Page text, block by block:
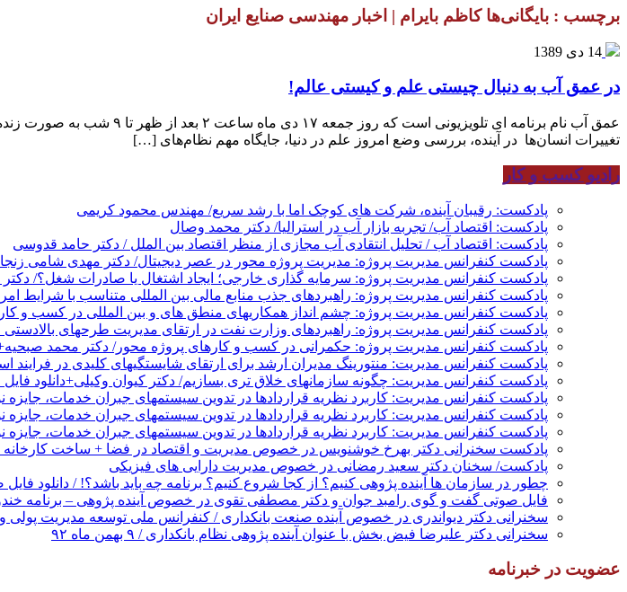
برچسب : بایگانی‌ها کاظم بایرام | اخبار مهندسی صنایع ایران
14 دی 1389
در عمق آب به دنبال چیستی علم و کیستی عالم!
عمق آب نام برنامه ای
تغییرات انسان‌ها در آینده، بررسی وضع امروز علم در دنیا، جایگاه مهم نظام‌های […]
رادیو کسب و کار
پادکست: رقیبان آینده، شرکت های کوچک اما با رشد سریع/ مهندس محمود کریمی
پادکست: اقتصاد آب/ تجربه بازار آب در استرالیا/ دکتر محمد وصال
پادکست: اقتصاد آب / تحلیل انتقادی آب مجازی از منظر اقتصاد بین الملل / دکتر حامد قدوسی
پادکست کنفرانس مدیریت پروژه: مدیریت پروژه محور در عصر دیجیتال/ دکتر مهدی شامی
پادکست کنفرانس مدیریت پروژه: سرمایه گذاری خارجی؛ ایجاد اشتغال یا صادرات شغل؟/
پادکست کنفرانس مدیریت پروژه: راهبردهای جذب منابع مالی بین المللی متناسب با شرایط
پادکست کنفرانس مدیریت پروژه: چشم انداز همکاریهای منطق های و بین المللی در کسب و
پادکست کنفرانس مدیریت پروژه: راهبردهای وزارت نفت در ارتقای مدیریت طرحهای
پادکست کنفرانس مدیریت پروژه: حکمرانی در کسب و کارهای پروژه محور/ دکتر محمد
پادکست کنفرانس مدیریت: منتورینگ مدیران ارشد برای ارتقای شایستگیهای کلیدی در فرایند
پادکست کنفرانس مدیریت: چگونه سازمانهای خلاق تری بسازیم/ دکتر کیوان وکیلی+دانلود
پادکست کنفرانس مدیریت: کاربرد نظریه قراردادها در تدوین سیستمهای جبران خدمات،
پادکست کنفرانس مدیریت: کاربرد نظریه قراردادها در تدوین سیستمهای جبران خدمات،
پادکست کنفرانس مدیریت: کاربرد نظریه قراردادها در تدوین سیستمهای جبران خدمات، جایزه
پادکست سخنرانی دکتر بهرخ خوشنویس در خصوص مدیریت و اقتصاد در فضا + ساخت کارخانه
پادکست/ سخنان دکتر سعید رمضانی در خصوص مدیریت دارایی های فیزیکی
چطور در سازمان ها آینده پژوهی کنیم؟ از کجا شروع کنیم؟ برنامه چه باید باشد؟! / دانلود
فایل صوتی گفت و گوی رامبد جوان و دکتر مصطفی تقوی در خصوص آینده پژوهی – برنامه
سخنرانی دکتر دیواندری در خصوص آینده صنعت بانکداری / کنفرانس ملی توسعه مدیریت پولی و
سخنرانی دکتر علیرضا فیض بخش با عنوان آینده پژوهی نظام بانکداری / ۹ بهمن ماه ۹۲
عضویت در خبرنامه